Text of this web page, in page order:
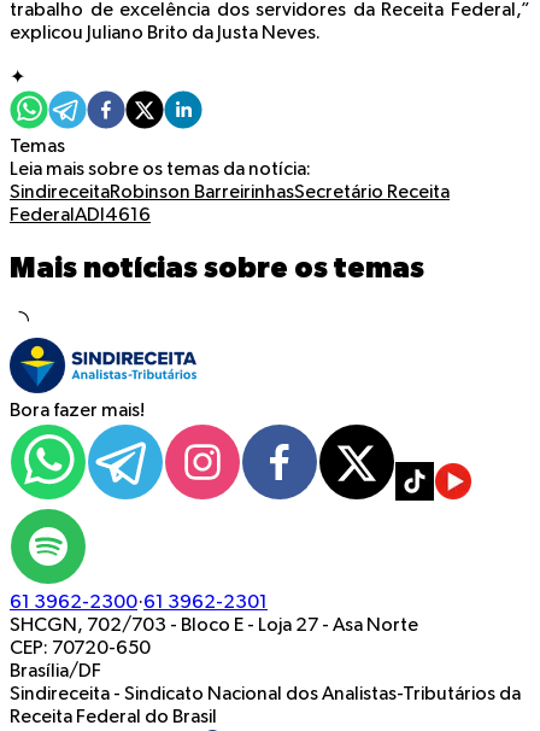
trabalho de excelência dos servidores da Receita Federal,”
explicou Juliano Brito da Justa Neves.
✦
Temas
Leia mais sobre os temas da notícia:
SindireceitaRobinson BarreirinhasSecretário Receita
FederalADI4616
Mais notícias sobre os temas
Bora fazer mais!
61 3962-2300·61 3962-2301
SHCGN, 702/703 - Bloco E - Loja 27 - Asa Norte
CEP: 70720-650
Brasília/DF
Sindireceita - Sindicato Nacional dos Analistas-Tributários da
Receita Federal do Brasil